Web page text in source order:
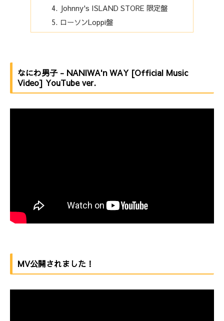
Johnny's ISLAND STORE 限定盤
ローソンLoppi盤
なにわ男子 - NANIWA'n WAY [Official Music
Video] YouTube ver.
MV公開されました！